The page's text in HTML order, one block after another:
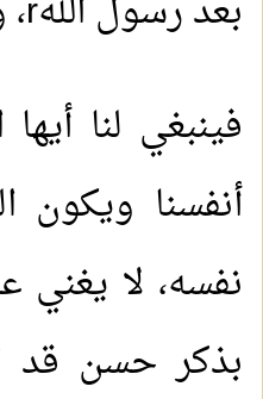
بعد رسول اللهr
فينبغي لنا
أنفسنا ويكون
نفسه، لا يغني
بذكر حسن قد